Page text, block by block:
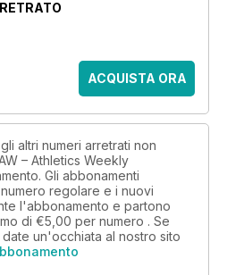
ACQUISTA ORA
altri numeri arretrati non
– Athletics Weekly
Gli abbonamenti
regolare e i nuovi
l'abbonamento e partono
di €5,00 per numero . Se
un'occhiata al nostro sito